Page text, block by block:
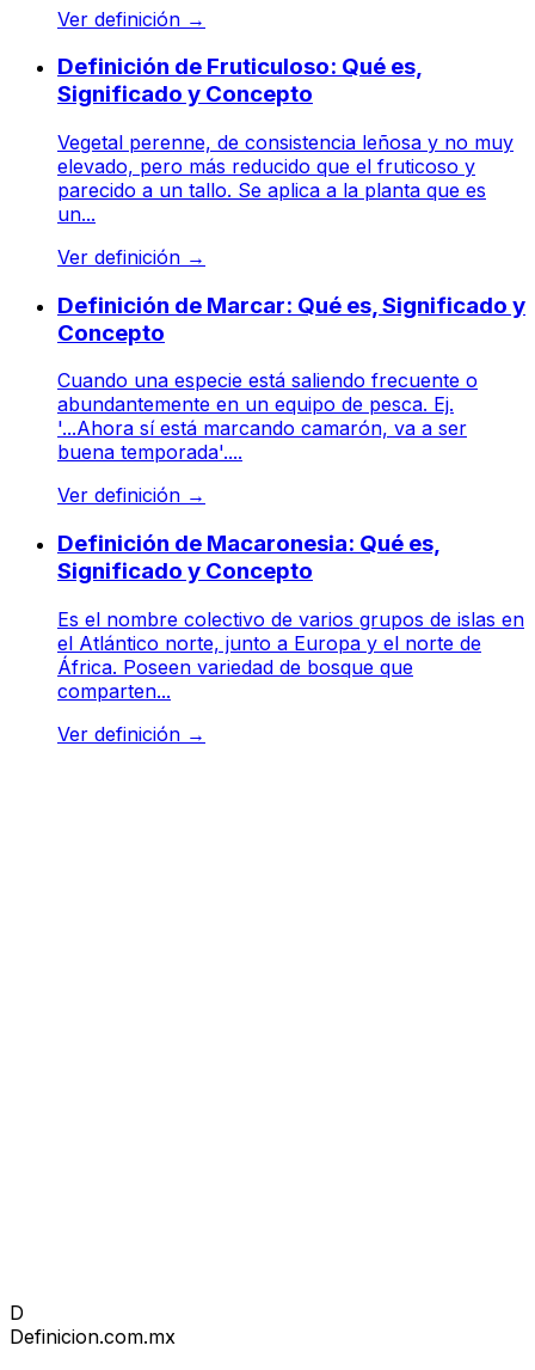
Ver definición →
Definición de Fruticuloso: Qué es,
Significado y Concepto
Vegetal perenne, de consistencia leñosa y no muy
elevado, pero más reducido que el fruticoso y
parecido a un tallo. Se aplica a la planta que es
un...
Ver definición →
Definición de Marcar: Qué es, Significado y
Concepto
Cuando una especie está saliendo frecuente o
abundantemente en un equipo de pesca. Ej.
'...Ahora sí está marcando camarón, va a ser
buena temporada'....
Ver definición →
Definición de Macaronesia: Qué es,
Significado y Concepto
Es el nombre colectivo de varios grupos de islas en
el Atlántico norte, junto a Europa y el norte de
África. Poseen variedad de bosque que
comparten...
Ver definición →
D
Definicion.com.mx